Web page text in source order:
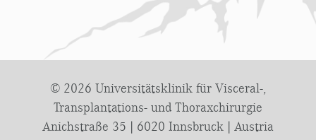
© 2026 Universitätsklinik für Visceral-,
Transplantations- und Thoraxchirurgie
Anichstraße 35 | 6020 Innsbruck | Austria